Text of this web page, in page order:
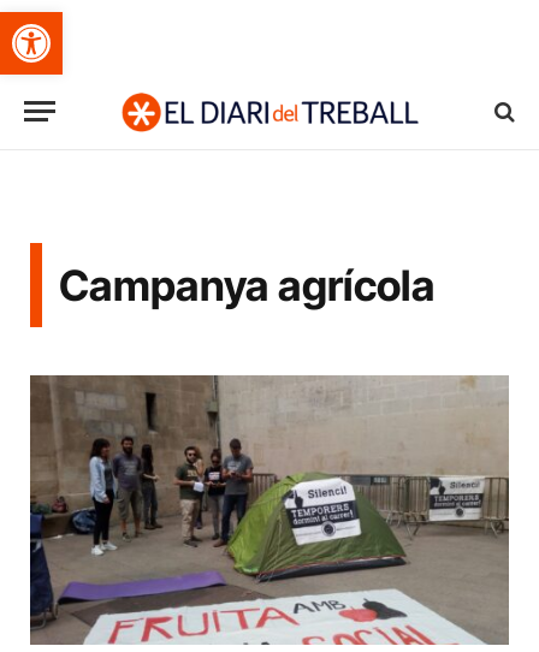
Obre la barra d'eines
Campanya agrícola